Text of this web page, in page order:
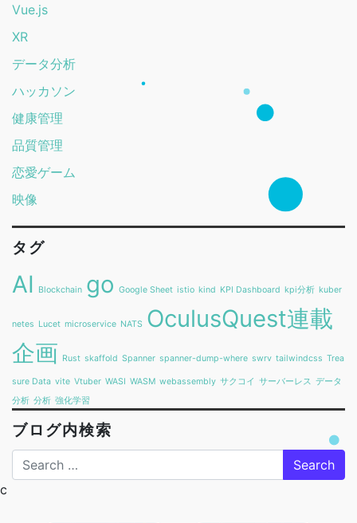
Vue.js
XR
データ分析
ハッカソン
健康管理
品質管理
恋愛ゲーム
映像
タグ
AI Blockchain go Google Sheet istio kind KPI Dashboard kpi分析 kuber
netes Lucet microservice NATS OculusQuest連載
企画 Rust skaffold Spanner spanner-dump-where swrv tailwindcss Trea
sure Data vite Vtuber WASI WASM webassembly サクコイ サーバーレス データ
分析 分析 強化学習
ブログ内検索
Search
c